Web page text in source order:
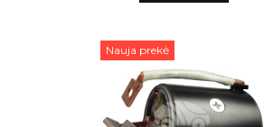
Nauja prekė